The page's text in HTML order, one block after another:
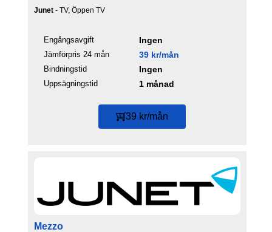
Junet - TV, Öppen TV
Engångsavgift Ingen
Jämförpris 24 mån 39 kr/mån
Bindningstid Ingen
Uppsägningstid 1 månad
39 kr/mån
Mezzo